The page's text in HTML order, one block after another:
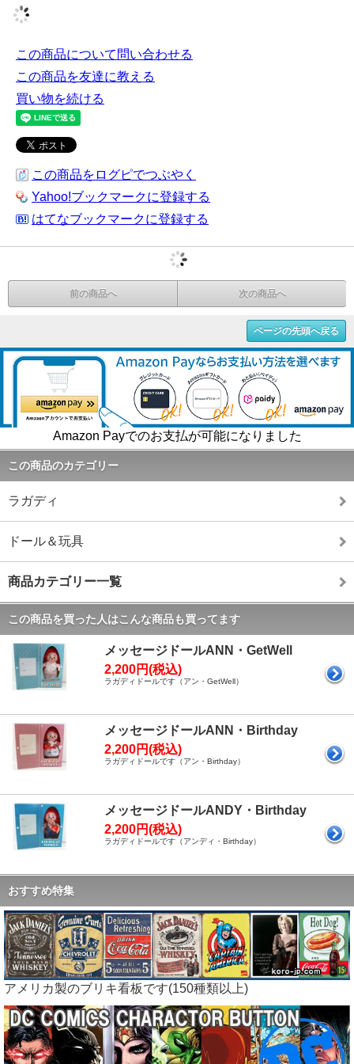
この商品について問い合わせる
この商品を友達に教える
買い物を続ける
この商品をログピでつぶやく
Yahoo!ブックマークに登録する
はてなブックマークに登録する
前の商品へ 次の商品へ
ページの先頭へ戻る
Amazon Payでのお支払が可能になりました
この商品のカテゴリー
ラガディ
ドール＆玩具
商品カテゴリー一覧
この商品を買った人はこんな商品も買ってます
メッセージドールANN・GetWell
2,200円(税込)
ラガディドールです（アン・GetWell）
メッセージドールANN・Birthday
2,200円(税込)
ラガディドールです（アン・Birthday）
メッセージドールANDY・Birthday
2,200円(税込)
ラガディドールです（アンディ・Birthday）
おすすめ特集
アメリカ製のブリキ看板です(150種類以上)